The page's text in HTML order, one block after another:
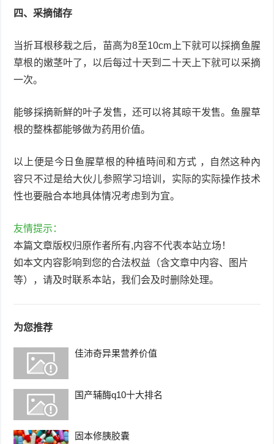
四、采摘储存
当折耳根移栽之后，苗高为8至10cm上下就可以採摘鱼腥
草根的嫩茎叶了，以后每过十天到二十天上下就可以采摘
一次。
能够採摘新鮮的叶子发售，还可以将其晾干发售。鱼腥草
根的整株都能够做为药用价值。
以上便是今日鱼腥草根的种植時间和方式 ，自然这种內
容只不过是给大伙儿参照学习培训，实际的实际操作技术
性也要融合本地具体情况考虑到为宜。
友情提示：
本篇文章版权归原作者所有,内容不代表本站立场！
如本文内容影响到您的合法权益（含文章中内容、图片
等），请及时联系本站，我们会及时删除处理。
为您推荐
佳沛奇异果营养价值
国产辅酶q10十大排名
固本修胰胶囊